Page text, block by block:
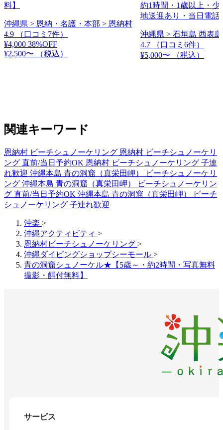
料】
沖縄県 > 恩納・名護・本部 > 恩納村
4.9
（口コミ7件）
¥4,000 38%OFF
¥2,500〜
（税込）
約1時間・1歳以上・少
地送迎あり・当日電話
沖縄県 > 石垣島 西表
4.7
（口コミ6件）
¥5,000〜
（税込）
関連キーワード
恩納村 ビーチシュノーケリング 恩納村 ビーチシュノーケリ
ング 直前/当日予約OK 恩納村 ビーチシュノーケリング 子連
れ歓迎 沖縄本島 青の洞窟（真栄田岬） ビーチシュノーケリ
ング 沖縄本島 青の洞窟（真栄田岬） ビーチシュノーケリン
グ 直前/当日予約OK 沖縄本島 青の洞窟（真栄田岬） ビーチ
シュノーケリング 子連れ歓迎
沖楽 >
沖縄アクティビティ >
恩納村ビーチシュノーケリング >
沖縄ダイビングショップシーモール >
青の洞窟シュノーケル★【5歳～・約2時間・写真無料
撮影・餌付無料】
サービス